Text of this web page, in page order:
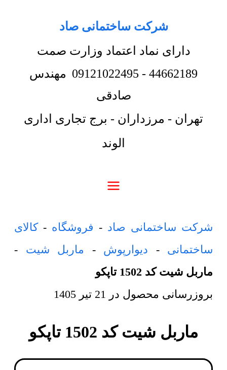
شرکت ساختمانی صاد
دارای نماد اعتماد وزارت صمت
44662189
-
09121022495 مهندس
صادقی
تهران - مرزداران - برج تجاری اداری
الوند
شرکت ساختمانی صاد - فروشگاه -کالای
ساختمانی - دیوارپوش - ماربل شیت -
ماربل شیت کد 1502 تاپکو
بروزرسانی محصول در 21 تیر 1405
ماربل شیت کد 1502 تاپکو